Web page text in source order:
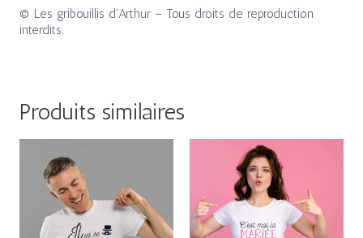
© Les gribouillis d’Arthur – Tous droits de reproduction
interdits.
Produits similaires
15,00€
à
19,00€
de
prix :
15,00€
à
19,00€